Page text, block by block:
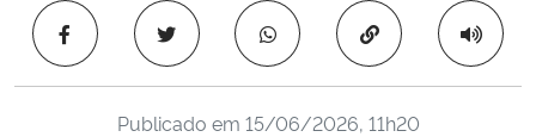
Ministério da Educação
Copiar para área
Publicado em 15/06/2026, 11h20